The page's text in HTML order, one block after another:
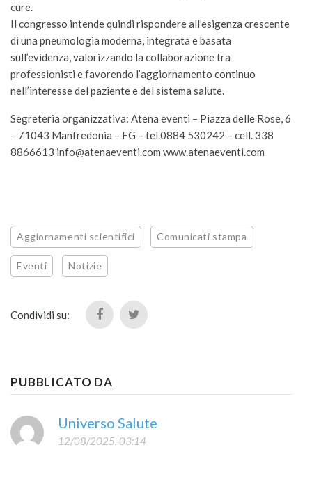
cure.
Il congresso intende quindi rispondere all’esigenza crescente
di una pneumologia moderna, integrata e basata
sull’evidenza, valorizzando la collaborazione tra
professionisti e favorendo l’aggiornamento continuo
nell’interesse del paziente e del sistema salute.
Segreteria organizzativa: Atena eventi – Piazza delle Rose, 6
– 71043 Manfredonia – FG – tel.0884 530242 – cell. 338
8866613 info@atenaeventi.com www.atenaeventi.com
Aggiornamenti scientifici Comunicati stampa
Eventi Notizie
Condividi su:
PUBBLICATO DA
Universo Salute
12/08/2025, 03:14